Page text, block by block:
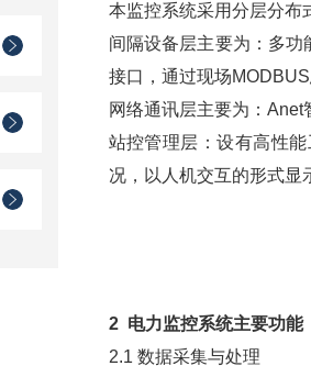
本监控系统采用分层分布
间隔设备层主要为：多
接口，通过现场
网络通讯层主要为：Anet
站控管理层：设有高性
况，以人机交互的形式显
2 电力监控系统主要功能
2.1 数据采集与处理